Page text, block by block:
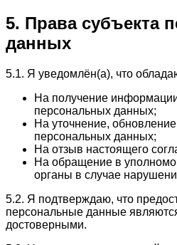
5. Права субъекта
данных
5.1. Я уведомлён(а), что
На получение
персональных данных;
На уточнение,
персональных данных;
На отзыв настоящего
На обращение в
органы в случае
5.2. Я подтверждаю, что
персональные данные
достоверными.